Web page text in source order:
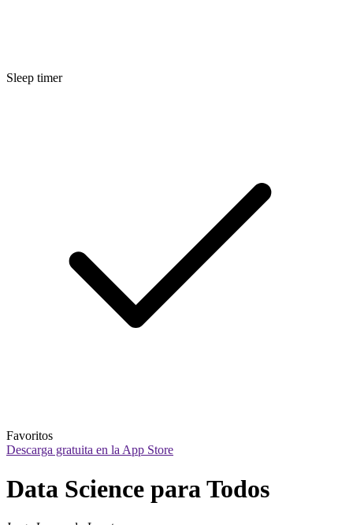
Sleep timer
Favoritos
Descarga gratuita en la App Store
Data Science para Todos